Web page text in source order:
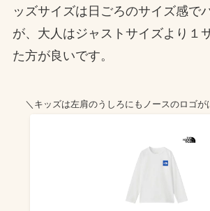
ッズサイズは日ごろのサイズ感で
が、大人はジャストサイズより１
た方が良いです。
＼キッズは左肩のうしろにもノースのロゴが